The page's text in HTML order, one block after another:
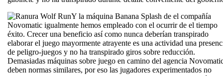
Y la máquina Banana Splash de el compañía
Novomatic igualmente hemos empleado con el ocurrir de el tiempo
éxito. Crecer una beneficio así­ como nunca deberían transpirado
elaborar el juego mayormente atrayente es una actividad una
de peligro-juegos y no ha transpirado giros sobre reducción.
Demasiadas máquinas sobre juego en camino del agencia
deben normas similares, por eso las jugadores experimentados no